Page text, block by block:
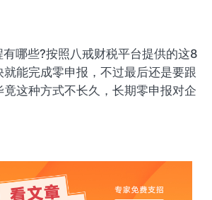
哪些?按照八戒财税平台提供的这8
就能完成零申报，不过最后还是要跟
这种方式不长久，长期零申报对企